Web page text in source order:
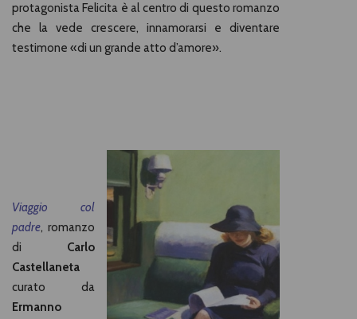
protagonista Felicita è al centro di questo romanzo
che la vede crescere, innamorarsi e diventare
testimone «di un grande atto d’amore».
Viaggio col
padre, romanzo
di Carlo
Castellaneta
curato da
Ermanno